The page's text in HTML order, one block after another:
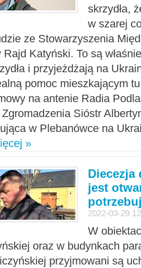
skrzydła,
w szarej
ze Stowarzyszenia
Katyński. To są
i przyjeżdżają na
pomoc mieszkającym
na antenie Radia
Sióstr
w Plebanówce na
»
Diecezja
jest
2022-03-29
W
oraz w budynkach
przyjmowani są